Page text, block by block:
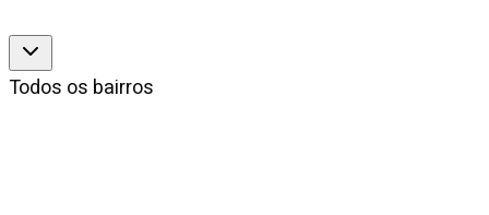
Todos os bairros